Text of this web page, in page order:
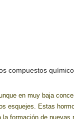
compuestos
en muy baja
esquejes. Estas
formación de